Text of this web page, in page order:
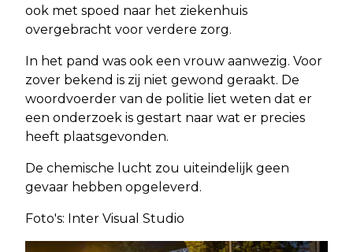
ook met spoed naar het ziekenhuis
overgebracht voor verdere zorg.
In het pand was ook een vrouw aanwezig. Voor
zover bekend is zij niet gewond geraakt. De
woordvoerder van de politie liet weten dat er
een onderzoek is gestart naar wat er precies
heeft plaatsgevonden.
De chemische lucht zou uiteindelijk geen
gevaar hebben opgeleverd.
Foto's: Inter Visual Studio